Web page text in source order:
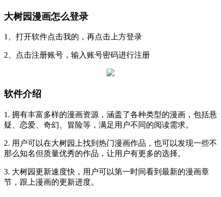
大树园漫画怎么登录
1、打开软件点击我的，再点击上方登录
2、点击注册账号，输入账号密码进行注册
软件介绍
1. 拥有丰富多样的漫画资源，涵盖了各种类型的漫画，包括悬
疑、恋爱、奇幻、冒险等，满足用户不同的阅读需求。
2. 用户可以在大树园上找到热门漫画作品，也可以发现一些不
那么知名但质量优秀的作品，让用户有更多的选择。
3. 大树园更新速度快，用户可以第一时间看到最新的漫画章
节，跟上漫画的更新进度。